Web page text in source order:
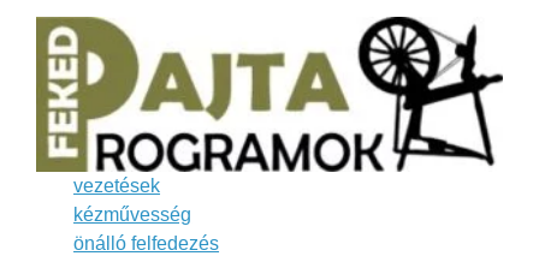
vezetések
kézművesség
önálló felfedezés